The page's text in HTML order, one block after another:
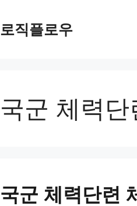
로직플로우
국군 체력단
국군 체력단련